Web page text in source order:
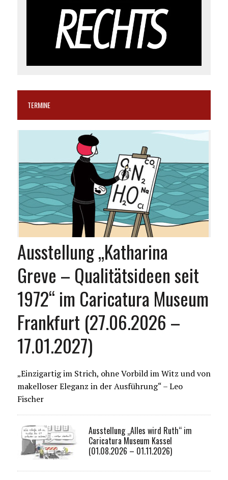
TERMINE
Ausstellung „Katharina
Greve – Qualitätsideen seit
1972“ im Caricatura Museum
Frankfurt (27.06.2026 –
17.01.2027)
„Einzigartig im Strich, ohne Vorbild im Witz und von
makelloser Eleganz in der Ausführung“ – Leo
Fischer
Ausstellung „Alles wird Ruth“ im
Caricatura Museum Kassel
(01.08.2026 – 01.11.2026)